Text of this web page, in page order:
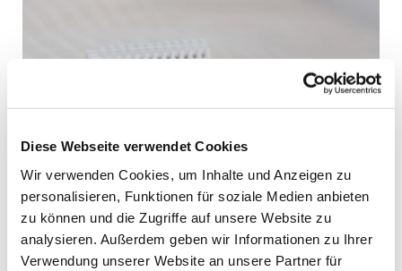
Diese Webseite verwendet Cookies
Wir verwenden Cookies, um Inhalte und Anzeigen zu
personalisieren, Funktionen für soziale Medien anbieten
zu können und die Zugriffe auf unsere Website zu
analysieren. Außerdem geben wir Informationen zu Ihrer
Verwendung unserer Website an unsere Partner für
Dienstag, 29. Juni 2027, 10:00 Uhr